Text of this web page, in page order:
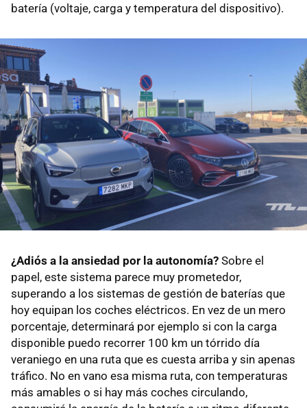
batería (voltaje, carga y temperatura del dispositivo).
¿Adiós a la ansiedad por la autonomía? Sobre el
papel, este sistema parece muy prometedor,
superando a los sistemas de gestión de baterías que
hoy equipan los coches eléctricos. En vez de un mero
porcentaje, determinará por ejemplo si con la carga
disponible puedo recorrer 100 km un tórrido día
veraniego en una ruta que es cuesta arriba y sin apenas
tráfico. No en vano esa misma ruta, con temperaturas
más amables o si hay más coches circulando,